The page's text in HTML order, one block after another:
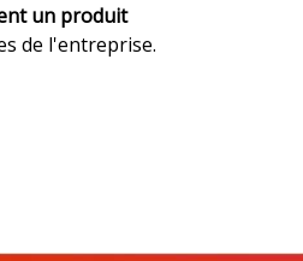
un produit
de l'entreprise.